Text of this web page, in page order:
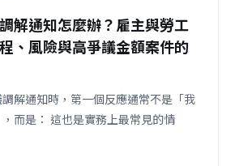
解通知怎麼辦？雇主與勞工
、風險與高爭議金額案件的
解通知時，第一個反應通常不是「我
而是： 這也是實務上最常見的情